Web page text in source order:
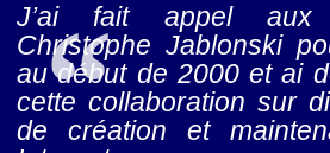
J’ai fait appel aux
Christophe Jablonski
au début de 2000 et ai
cette collaboration sur
de création et